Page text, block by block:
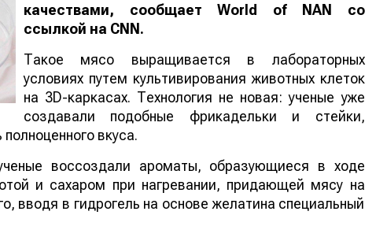
качествами, сообщает World of NAN
со
ссылкой на CNN.
Такое мясо выращивается в лабораторных
условиях путем культивирования животных клеток
на 3D-каркасах. Технология не новая: ученые уже
создавали подобные фрикадельки и стейки,
вкуса.
воссоздали ароматы, образующиеся в ходе
и сахаром при нагревании, придающей мясу на
вводя в гидрогель на основе желатина специальный